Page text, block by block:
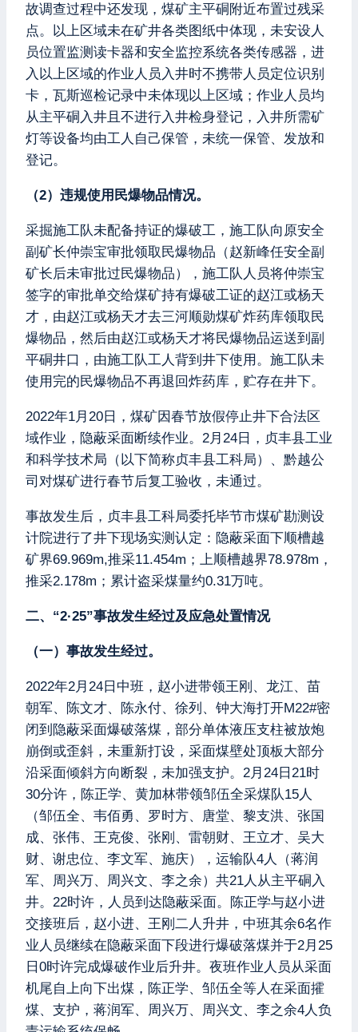
故调查过程中还发现，煤矿主平硐附近布置过残采
点。以上区域未在矿井各类图纸中体现，未安设人
员位置监测读卡器和安全监控系统各类传感器，进
入以上区域的作业人员入井时不携带人员定位识别
卡，瓦斯巡检记录中未体现以上区域；作业人员均
从主平硐入井且不进行入井检身登记，入井所需矿
灯等设备均由工人自己保管，未统一保管、发放和
登记。
（2）违规使用民爆物品情况。
采掘施工队未配备持证的爆破工，施工队向原安全
副矿长仲崇宝审批领取民爆物品（赵新峰任安全副
矿长后未审批过民爆物品），施工队人员将仲崇宝
签字的审批单交给煤矿持有爆破工证的赵江或杨天
才，由赵江或杨天才去三河顺勋煤矿炸药库领取民
爆物品，然后由赵江或杨天才将民爆物品运送到副
平硐井口，由施工队工人背到井下使用。施工队未
使用完的民爆物品不再退回炸药库，贮存在井下。
2022年1月20日，煤矿因春节放假停止井下合法区
域作业，隐蔽采面断续作业。2月24日，贞丰县工业
和科学技术局（以下简称贞丰县工科局）、黔越公
司对煤矿进行春节后复工验收，未通过。
事故发生后，贞丰县工科局委托毕节市煤矿勘测设
计院进行了井下现场实测认定：隐蔽采面下顺槽越
矿界69.969m,推采11.454m；上顺槽越界78.978m，
推采2.178m；累计盗采煤量约0.31万吨。
二、“2·25”事故发生经过及应急处置情况
（一）事故发生经过。
2022年2月24日中班，赵小进带领王刚、龙江、苗
朝军、陈文才、陈永付、徐列、钟大海打开M22#密
闭到隐蔽采面爆破落煤，部分单体液压支柱被放炮
崩倒或歪斜，未重新打设，采面煤壁处顶板大部分
沿采面倾斜方向断裂，未加强支护。2月24日21时
30分许，陈正学、黄加林带领邹伍全采煤队15人
（邹伍全、韦佰勇、罗时方、唐堂、黎支洪、张国
成、张伟、王克俊、张刚、雷朝财、王立才、吴大
财、谢忠位、李文军、施庆），运输队4人（蒋润
军、周兴万、周兴文、李之余）共21人从主平硐入
井。22时许，人员到达隐蔽采面。陈正学与赵小进
交接班后，赵小进、王刚二人升井，中班其余6名作
业人员继续在隐蔽采面下段进行爆破落煤并于2月25
日0时许完成爆破作业后升井。夜班作业人员从采面
机尾自上向下出煤，陈正学、邹伍全等人在采面攉
煤、支护，蒋润军、周兴万、周兴文、李之余4人负